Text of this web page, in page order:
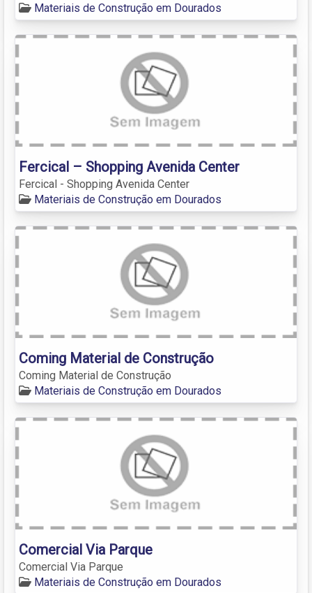
Materiais de Construção em Dourados
Fercical – Shopping Avenida Center
Fercical - Shopping Avenida Center
Materiais de Construção em Dourados
Coming Material de Construção
Coming Material de Construção
Materiais de Construção em Dourados
Comercial Via Parque
Comercial Via Parque
Materiais de Construção em Dourados